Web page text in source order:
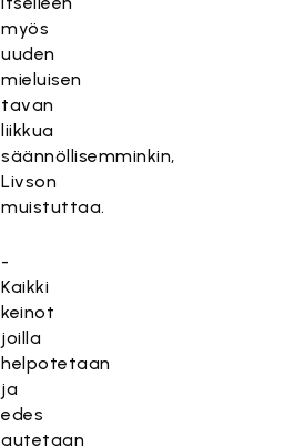
myös
uuden
mieluisen
tavan
liikkua
säännöllisemminkin,
Livson
muistuttaa.
-
Kaikki
keinot
joilla
helpotetaan
ja
edes
autetaan